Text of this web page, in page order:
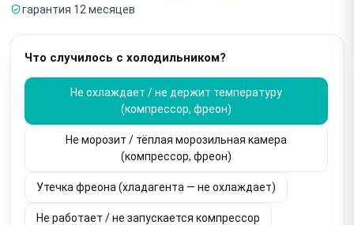
гарантия 12 месяцев
Что случилось с холодильником?
Не охлаждает / не держит температуру
(компрессор, фреон)
Не морозит / тёплая морозильная камера
(компрессор, фреон)
Утечка фреона (хладагента — не охлаждает)
Не работает / не запускается компрессор